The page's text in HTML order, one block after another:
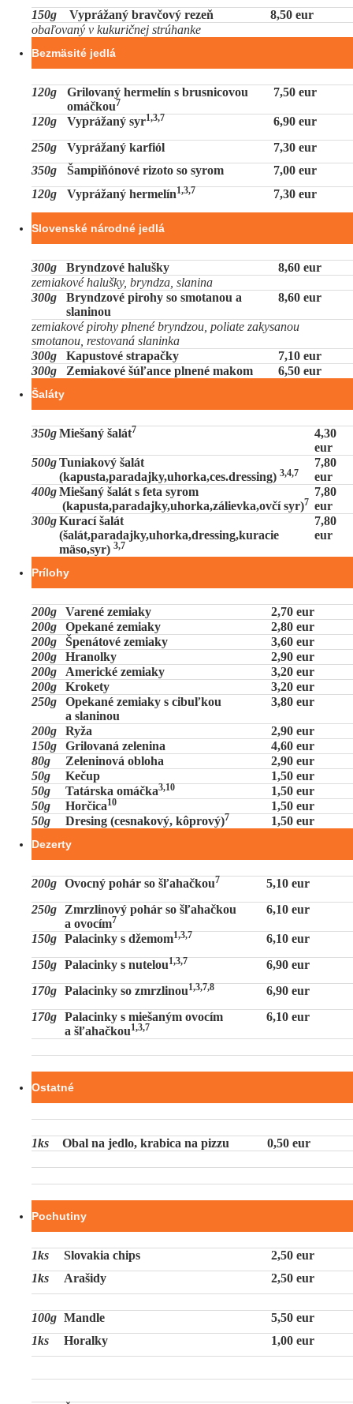
150g Vyprážaný bravčový rezeň
8,50 eur
obaľovaný v kukuričnej strúhanke
Bezmäsité jedlá
120g
Grilovaný hermelín s brusnicovou
omáčkou7
7,50 eur
120g Vyprážaný syr1,3,7
6,90 eur
250g
Vyprážaný karfiól
7,30 eur
350g
Šampiňónové rizoto so syrom
7,00 eur
120g
Vyprážaný hermelín1,3,7 7,30 eur
Slovenské národné jedlá
300g Bryndzové halušky
8,60 eur
zemiakové halušky, bryndza, slanina
300g
Bryndzové pirohy so smotanou a
slaninou
8,60 eur
zemiakové pirohy plnené bryndzou, poliate zakysanou
smotanou, restovaná slaninka
300g
Kapustové strapačky
7,10 eur
300g
Zemiakové šúľance plnené makom 6,50 eur
Šaláty
350gMiešaný šalát7
4,30
eur
500gTuniakový šalát
(kapusta,paradajky,uhorka,ces.dressing) 3,4,7
7,80
eur
400gMiešaný šalát s feta syrom
(kapusta,paradajky,uhorka,zálievka,ovčí syr)7
7,80
eur
300gKurací šalát
(šalát,paradajky,uhorka,dressing,kuracie
mäso,syr) 3,7
7,80
eur
Prílohy
200g Varené zemiaky
2,70 eur
200g
Opekané zemiaky
2,80 eur
200g
Špenátové zemiaky
3,60 eur
200g
Hranolky
2,90 eur
200g
Americké zemiaky
3,20 eur
200g
Krokety
3,20 eur
250g
Opekané zemiaky s cibuľkou
a slaninou
3,80 eur
200g Ryža
2,90 eur
150g
Grilovaná zelenina
4,60 eur
80g
Zeleninová obloha
2,90 eur
50g
Kečup
1,50 eur
50g
Tatárska omáčka3,10
1,50 eur
50g
Horčica10
1,50 eur
50g
Dresing (cesnakový, kôprový)7 1,50 eur
Dezerty
200g Ovocný pohár so šľahačkou7
5,10 eur
250g
Zmrzlinový pohár so šľahačkou
a ovocím7
6,10 eur
150g Palacinky s džemom1,3,7
6,10 eur
150g Palacinky s nutelou1,3,7
6,90 eur
170g Palacinky so zmrzlinou1,3,7,8
6,90 eur
170g Palacinky s miešaným ovocím
a šľahačkou1,3,7
6,10 eur
Ostatné
1ks Obal na jedlo, krabica na pizzu 0,50 eur
Pochutiny
1ks Slovakia chips
2,50 eur
1ks
Arašidy 2,50 eur
100g Mandle
5,50 eur
1ks
Horalky 1,00 eur